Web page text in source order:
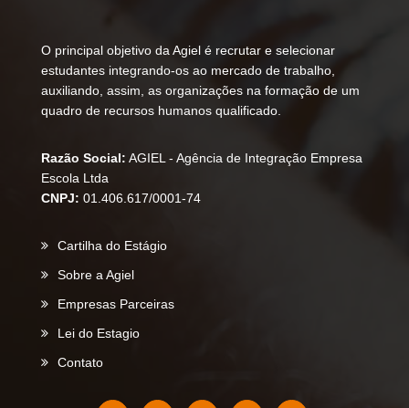
O principal objetivo da Agiel é recrutar e selecionar
estudantes integrando-os ao mercado de trabalho,
auxiliando, assim, as organizações na formação de um
quadro de recursos humanos qualificado.
Razão Social: AGIEL - Agência de Integração Empresa
Escola Ltda
CNPJ: 01.406.617/0001-74
Cartilha do Estágio
Sobre a Agiel
Empresas Parceiras
Lei do Estagio
Contato